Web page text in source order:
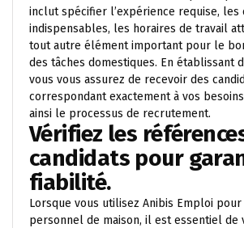
inclut spécifier l’expérience requise, les
indispensables, les horaires de travail
tout autre élément important pour le
des tâches domestiques. En établissant
vous vous assurez de recevoir des
correspondant exactement à vos
ainsi le processus de recrutement.
Vérifiez les
candidats pour
fiabilité.
Lorsque vous utilisez Anibis Emploi
personnel de maison, il est essentiel de